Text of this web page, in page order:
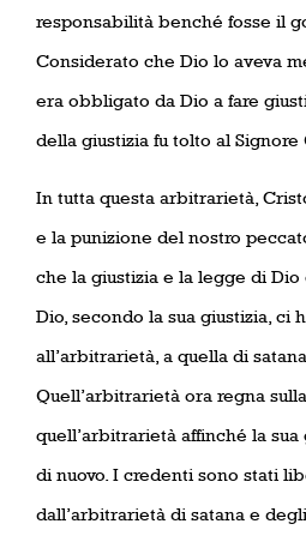
responsabilità benché fosse il
Considerato che Dio lo aveva
era obbligato da Dio a fare
della giustizia fu tolto al Signore
In tutta questa arbitrarietà,
e la punizione del nostro
che la giustizia e la legge di Dio
Dio, secondo la sua giustizia, ci
all’arbitrarietà, a quella di
Quell’arbitrarietà ora regna
quell’arbitrarietà affinché la sua
di nuovo. I credenti sono stati
dall’arbitrarietà di satana e